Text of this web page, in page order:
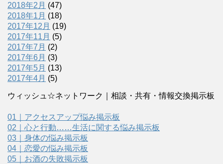
2018年2月 (47)
2018年1月 (18)
2017年12月 (19)
2017年11月 (5)
2017年7月 (2)
2017年6月 (3)
2017年5月 (13)
2017年4月 (5)
ウィッシュ☆ネットワーク｜相談・共有・情報交換掲示板
01｜アクセスアップ悩み掲示板
02｜心と行動……生活に関する悩み掲示板
03｜身体の悩み掲示板
04｜恋愛の悩み掲示板
05｜お酒の失敗掲示板